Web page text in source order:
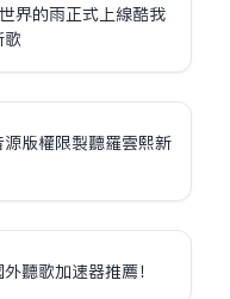
界的雨正式上線酷我
版權限制聽羅雲熙新
聽歌加速器推薦！